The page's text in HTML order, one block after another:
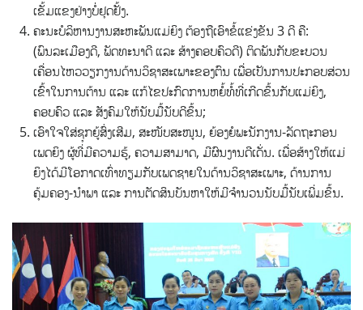
ເຂັ້ມແຂງຢ່າງບໍ່ຢຸດຢັ້ງ.
ຄະນະບໍລິຫານງານສະຫະພັນແມ່ຍິງ ຕ້ອງຖືເອົາຂໍ້ແຂ່ງຂັນ 3 ດີ ຄື:
(ພົນລະເມືອງດີ, ພັດທະນາດີ ແລະ ສ້າງຄອບຄົວດີ) ຕິດພັນກັບຂະບວນ
ເຄື່ອນໄຫວວຽກງານດ້ານວິຊາສະເພາະຂອງຕົນ ເພື່ອເປັນການປະກອບສ່ວນ
ເຂົ້າໃນການຕ້ານ ແລະ ແກ້ໄຂປະກົດການຫຍໍ້ທໍ້ທີ່ເກີດຂຶ້ນກັບແມ່ຍິງ,
ຄອບຄົວ ແລະ ສັງຄົມໃຫ້ນັບມື້ນັບດີຂຶ້ນ;
ເອົາໃຈໃສ່ຊຸກຍູ້ສົ່ງເສີມ, ສະໜັບສະໜູນ, ຍ້ອງຍໍພະນັກງານ-ລັດຖະກອນ
ເພດຍິງ ຜູ້ທີ່ມີຄວາມຮູ້, ຄວາມສາມາດ, ມີຜົນງານດີເດັ່ນ. ເພື່ອສ້າງໃຫ້ແມ່
ຍິງໄດ້ມີໂອກາດເທົ່າທຽມກັບເພດຊາຍໃນດ້ານວິຊາສະເພາະ, ດ້ານການ
ຄຸ້ມຄອງ-ນຳພາ ແລະ ການຕັດສິນບັນຫາໃຫ້ມີຈຳນວນນັບມື້ນັບເພີ່ມຂຶ້ນ.